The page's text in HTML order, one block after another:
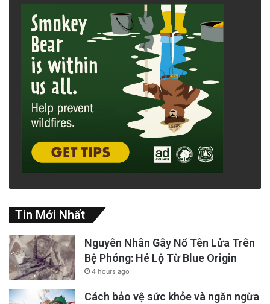
Tin Mới Nhất
Nguyên Nhân Gây Nổ Tên Lửa Trên
Bệ Phóng: Hé Lộ Từ Blue Origin
4 hours ago
Cách bảo vệ sức khỏe và ngăn ngừa